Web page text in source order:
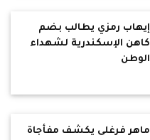
إيهاب رمزي يطالب بضم
كاهن الإسكندرية لشهداء
الوطن
ماهر فرغلى يكشف مفأجاة